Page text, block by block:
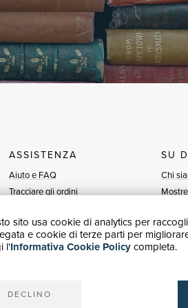
sito usa cookie di analytics per
e cookie di terze parti per
l'Informativa Cookie Policycompleta.
DECLINO
ASSISTENZA
Aiuto e FAQ
Tracciare gli ordini
Fatturazione
Carta del Docente / 18App
SU
Chi
Blog
Vendi